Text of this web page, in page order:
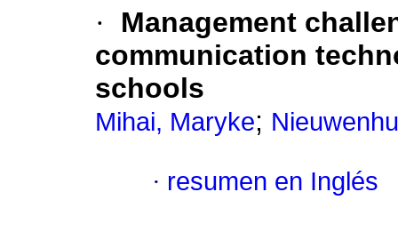
·
Management
communication
schools
Mihai, Maryke;
· resumen en Inglés